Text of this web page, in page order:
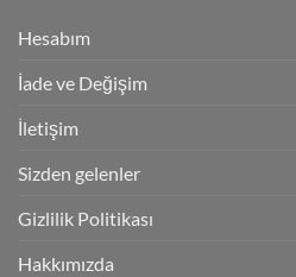
Hesabım
İade ve Değişim
İletişim
Sizden gelenler
Gizlilik Politikası
Hakkımızda